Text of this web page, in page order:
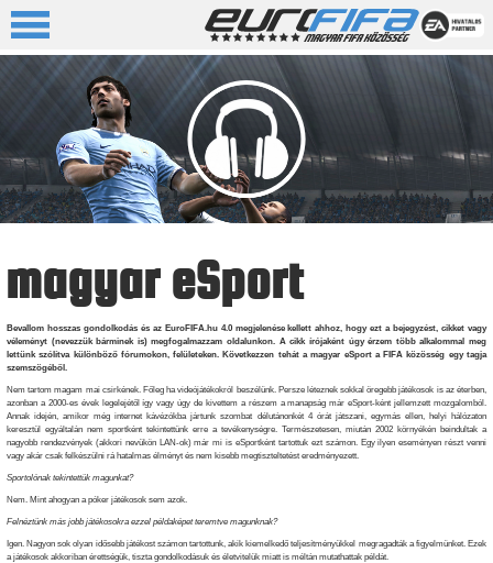
magyar eSport
Bevallom hosszas gondolkodás és az EuroFIFA.hu 4.0 megjelenése kellett ahhoz, hogy ezt a bejegyzést, cikket vagy
véleményt (nevezzük bárminek is) megfogalmazzam oldalunkon. A cikk írójaként úgy érzem több alkalommal meg
lettünk szólítva különböző fórumokon, felületeken. Következzen tehát a magyar eSport a FIFA közösség egy tagja
szemszögéből.
Nem tartom magam mai csirkének. Főleg ha videójátékokról beszélünk. Persze léteznek sokkal öregebb játékosok is az éterben,
azonban a 2000-es évek legelejétől így vagy úgy de kivettem a részem a manapság már eSport-ként jellemzett mozgalomból.
Annak idején, amikor még internet kávézókba jártunk szombat délutánonkét 4 órát játszani, egymás ellen, helyi hálózaton
keresztül egyáltalán nem sportként tekintettünk erre a tevékenységre. Természetesen, miután 2002 környékén beindultak a
nagyobb rendezvények (akkori nevükön LAN-ok) már mi is eSportként tartottuk ezt számon. Egy ilyen eseményen részt venni
vagy akár csak felkészülni rá hatalmas élményt és nem kisebb megtiszteltetést eredményezett.
Sportolónak tekintettük magunkat?
Nem. Mint ahogyan a póker játékosok sem azok.
Felnéztünk más jobb játékosokra ezzel példaképet teremtve magunknak?
Igen. Nagyon sok olyan idősebb játékost számon tartottunk, akik kiemelkedő teljesítményükkel megragadták a figyelmünket. Ezek
a játékosok akkoriban érettségük, tiszta gondolkodásuk és életvitelük miatt is méltán mutathattak példát.